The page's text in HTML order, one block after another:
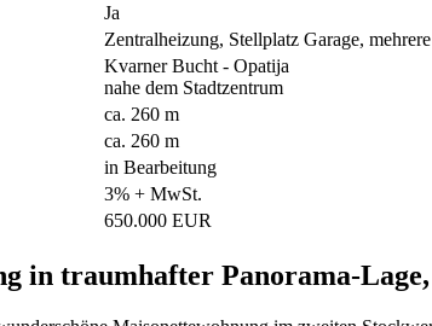
Ja
Zentralheizung, Stellplatz Garage,
Kvarner Bucht - Opatija
nahe dem Stadtzentrum
ca. 260 m
ca. 260 m
in Bearbeitung
3% + MwSt.
650.000 EUR
in traumhafter Panorama-